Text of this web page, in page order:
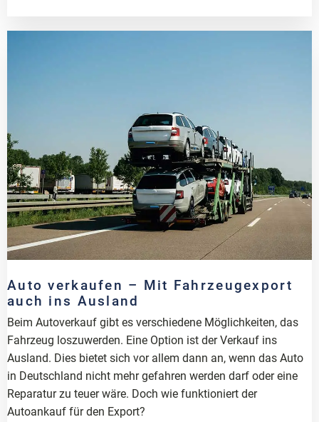
Auto verkaufen – Mit Fahrzeugexport
auch ins Ausland
Beim Autoverkauf gibt es verschiedene Möglichkeiten, das
Fahrzeug loszuwerden. Eine Option ist der Verkauf ins
Ausland. Dies bietet sich vor allem dann an, wenn das Auto
in Deutschland nicht mehr gefahren werden darf oder eine
Reparatur zu teuer wäre. Doch wie funktioniert der
Autoankauf für den Export?